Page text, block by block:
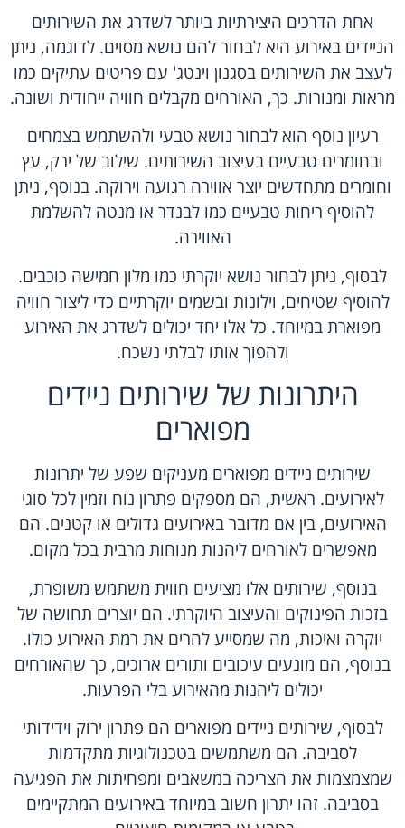
אחת הדרכים היצירתיות ביותר לשדרג את השירותים
הניידים באירוע היא לבחור להם נושא מסוים. לדוגמה, ניתן
לעצב את השירותים בסגנון וינטג' עם פריטים עתיקים כמו
מראות ומנורות. כך, האורחים מקבלים חוויה ייחודית ושונה.
רעיון נוסף הוא לבחור נושא טבעי ולהשתמש בצמחים
ובחומרים טבעיים בעיצוב השירותים. שילוב של ירק, עץ
וחומרים מתחדשים יוצר אווירה רגועה וירוקה. בנוסף, ניתן
להוסיף ריחות טבעיים כמו לבנדר או מנטה להשלמת
האווירה.
לבסוף, ניתן לבחור נושא יוקרתי כמו מלון חמישה כוכבים.
להוסיף שטיחים, וילונות ובשמים יוקרתיים כדי ליצור חוויה
מפוארת במיוחד. כל אלו יחד יכולים לשדרג את האירוע
ולהפוך אותו לבלתי נשכח.
היתרונות של שירותים ניידים
מפוארים
שירותים ניידים מפוארים מעניקים שפע של יתרונות
לאירועים. ראשית, הם מספקים פתרון נוח וזמין לכל סוגי
האירועים, בין אם מדובר באירועים גדולים או קטנים. הם
מאפשרים לאורחים ליהנות מנוחות מרבית בכל מקום.
בנוסף, שירותים אלו מציעים חווית משתמש משופרת,
בזכות הפינוקים והעיצוב היוקרתי. הם יוצרים תחושה של
יוקרה ואיכות, מה שמסייע להרים את רמת האירוע כולו.
בנוסף, הם מונעים עיכובים ותורים ארוכים, כך שהאורחים
יכולים ליהנות מהאירוע בלי הפרעות.
לבסוף, שירותים ניידים מפוארים הם פתרון ירוק וידידותי
לסביבה. הם משתמשים בטכנולוגיות מתקדמות
שמצמצמות את הצריכה במשאבים ומפחיתות את הפגיעה
בסביבה. זהו יתרון חשוב במיוחד באירועים המתקיימים